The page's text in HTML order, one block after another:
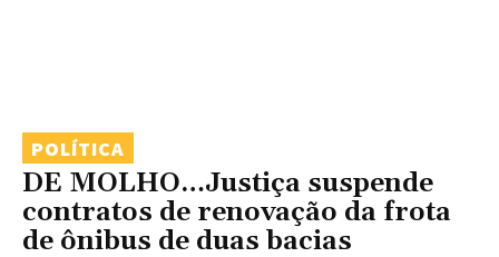
POLÍTICA
DE MOLHO…Justiça suspende
contratos de renovação da frota
de ônibus de duas bacias